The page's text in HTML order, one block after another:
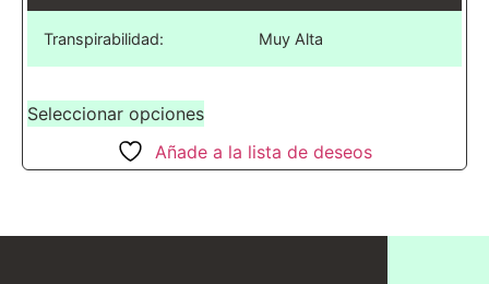
Transpirabilidad: Muy Alta
Seleccionar opciones
Añade a la lista de deseos